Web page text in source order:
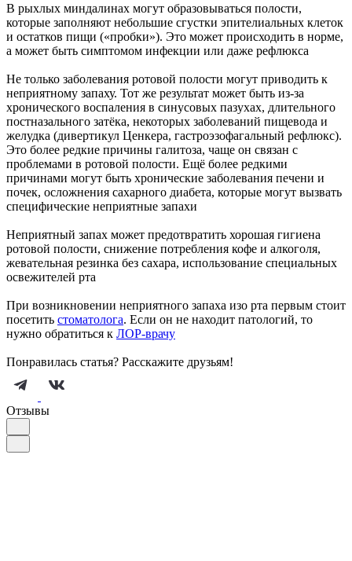
В рыхлых миндалинах могут образовываться полости,
которые заполняют небольшие сгустки эпителиальных клеток
и остатков пищи («пробки»). Это может происходить в норме,
а может быть симптомом инфекции или даже рефлюкса
Не только заболевания ротовой полости могут приводить к
неприятному запаху. Тот же результат может быть из-за
хронического воспаления в синусовых пазухах, длительного
постназального затёка, некоторых заболеваний пищевода и
желудка (дивертикул Ценкера, гастроэзофагальный рефлюкс).
Это более редкие причины галитоза, чаще он связан с
проблемами в ротовой полости. Ещё более редкими
причинами могут быть хронические заболевания печени и
почек, осложнения сахарного диабета, которые могут вызвать
специфические неприятные запахи
Неприятный запах может предотвратить хорошая гигиена
ротовой полости, снижение потребления кофе и алкоголя,
жевательная резинка без сахара, использование специальных
освежителей рта
При возникновении неприятного запаха изо рта первым стоит
посетить стоматолога. Если он не находит патологий, то
нужно обратиться к ЛОР-врачу
Понравилась статья? Расскажите друзьям!
Отзывы